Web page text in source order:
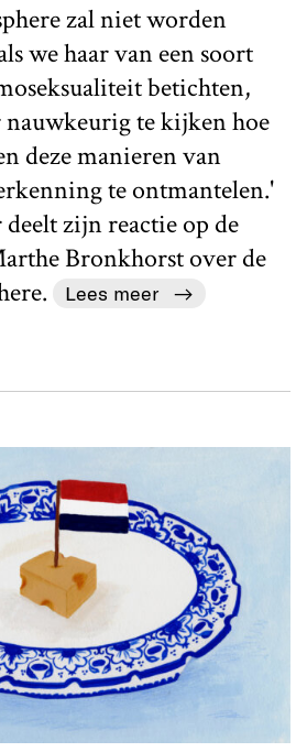
zal niet worden
we haar van een soort
betichten,
te kijken hoe
deze manieren van
te ontmantelen.'
zijn reactie op de
Bronkhorst over de
Lees meer